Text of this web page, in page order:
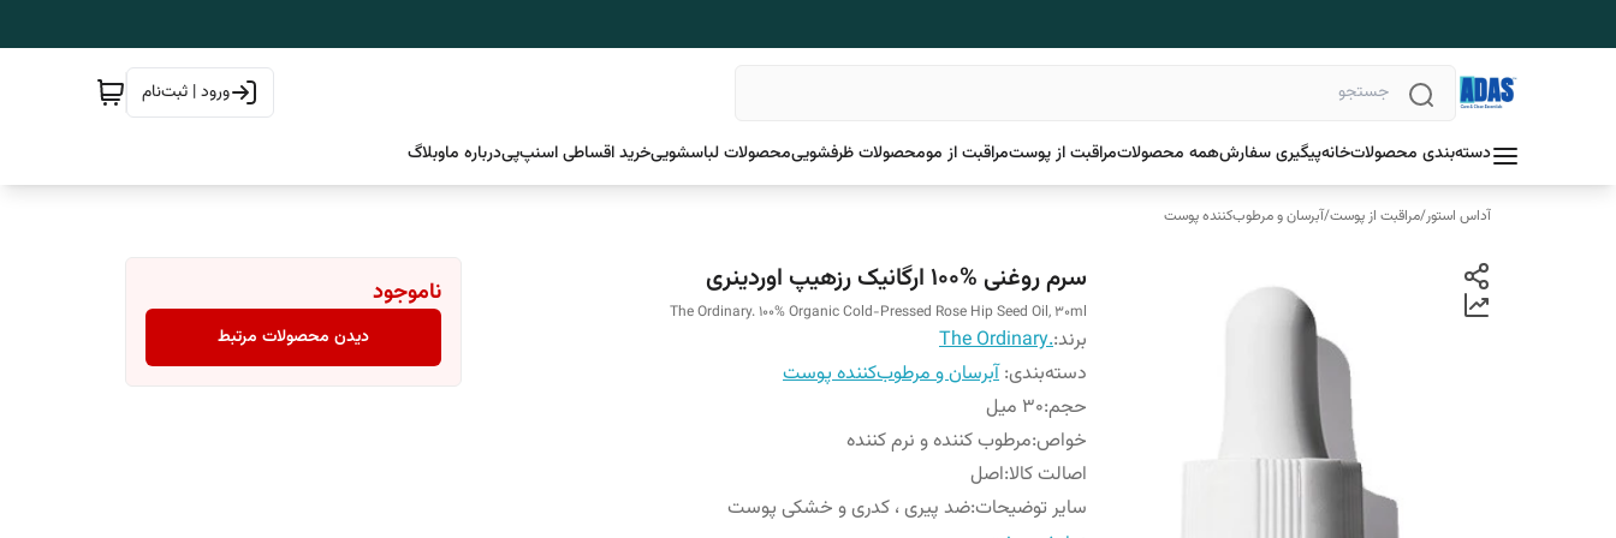
ورود | ثبت‌نام
دسته‌بندی محصولاتخانهپیگیری سفارشهمه محصولاتمراقبت از پوستمراقبت از مومحصولات ظرفشوییمحصولات لباسشوییخرید اقساطی اسنپ‌پیدرباره ماوبلاگ
آداس استور/مراقبت از پوست/آبرسان و مرطوب‌کننده پوست
سرم روغنی %100 ارگانیک رزهیپ اوردینری
The Ordinary. 100% Organic Cold-Pressed Rose Hip Seed Oil, 30ml
برند:.The Ordinary
دسته‌بندی:آبرسان و مرطوب‌کننده پوست
حجم:30 میل
خواص:مرطوب کننده و نرم کننده
اصالت کالا:اصل
سایر توضیحات:ضد پیری ، کدری و خشکی پوست
ناموجود
دیدن محصولات مرتبط